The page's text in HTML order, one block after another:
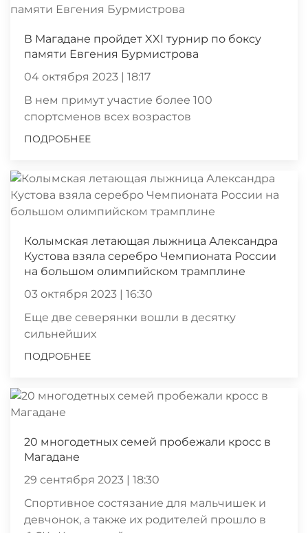
В Магадане пройдет XXI турнир по боксу
памяти Евгения Бурмистрова
04 октября 2023 | 18:17
В нем примут участие более 100
спортсменов всех возрастов
ПОДРОБНЕЕ
Колымская летающая лыжница Александра
Кустова взяла серебро Чемпионата России
на большом олимпийском трамплине
03 октября 2023 | 16:30
Еще две северянки вошли в десятку
сильнейших
ПОДРОБНЕЕ
20 многодетных семей пробежали кросс в
Магадане
29 сентября 2023 | 18:30
Спортивное состязание для мальчишек и
девчонок, а также их родителей прошло в